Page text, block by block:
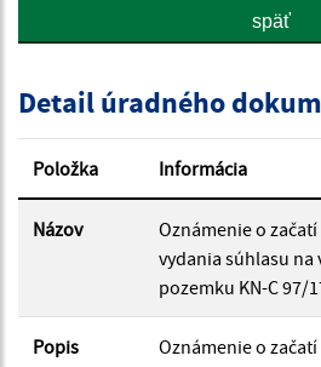
Popis:
Dátum zverejnenia od:
Dátum zverejnenia do:
Filtrovať
späť
Detail úradného
Položka Informácia
Názov
Oznámenie o
vydania súhlasu na
pozemku KN-C 97/
Popis
Oznámenie o